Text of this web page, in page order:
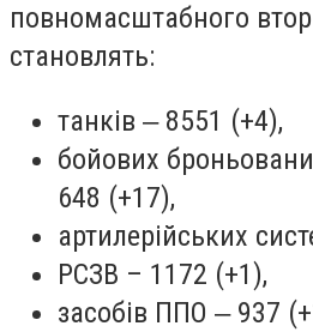
повномасштабного
становлять:
танків ‒ 8551 (+4),
бойових
648 (+17),
артилерійських
РСЗВ – 1172 (+1),
засобів ППО ‒ 937